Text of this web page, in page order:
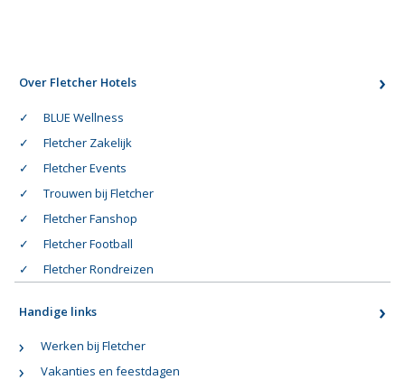
Over Fletcher Hotels
BLUE Wellness
Fletcher Zakelijk
Fletcher Events
Trouwen bij Fletcher
Fletcher Fanshop
Fletcher Football
Fletcher Rondreizen
Handige links
Werken bij Fletcher
Vakanties en feestdagen